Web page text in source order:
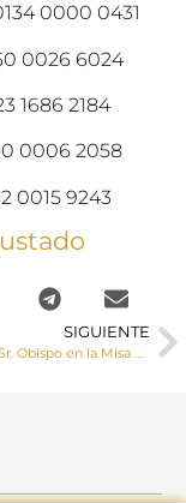
0000 0431
0026 6024
1686 2184
2058
0015 9243
SIGUIENTE
Homilía del Sr. Obispo en la Misa Crismal, Miércoles Santo